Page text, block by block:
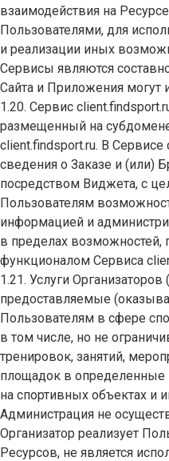
взаимодействия на
Пользователями, для
и реализации иных
Сервисы являются
Сайта и Приложения могут
1.20. Сервис
размещенный на
client.findsport.ru. В
сведения о Заказе и (или)
посредством Виджета, с
Пользователям
информацией и
в пределах возможностей,
функционалом Сервиса
1.21. Услуги Организаторов
предоставляемые
Пользователям в сфере
в том числе, но не
тренировок, занятий,
площадок в
на спортивных объектах и
Администрация не
Организатор реализует
Ресурсов, не является